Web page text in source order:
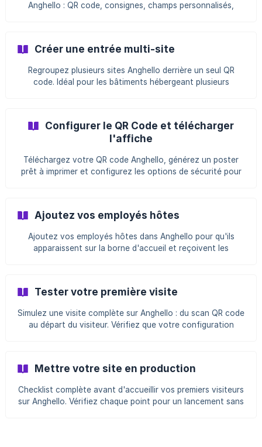
Anghello : QR code, consignes, champs personnalisés,
Créer une entrée multi-site
Regroupez plusieurs sites Anghello derrière un seul QR
code. Idéal pour les bâtiments hébergeant plusieurs
Configurer le QR Code et télécharger
l'affiche
Téléchargez votre QR code Anghello, générez un poster
prêt à imprimer et configurez les options de sécurité pour
Ajoutez vos employés hôtes
Ajoutez vos employés hôtes dans Anghello pour qu'ils
apparaissent sur la borne d'accueil et reçoivent les
Tester votre première visite
Simulez une visite complète sur Anghello : du scan QR code
au départ du visiteur. Vérifiez que votre configuration
Mettre votre site en production
Checklist complète avant d'accueillir vos premiers visiteurs
sur Anghello. Vérifiez chaque point pour un lancement sans